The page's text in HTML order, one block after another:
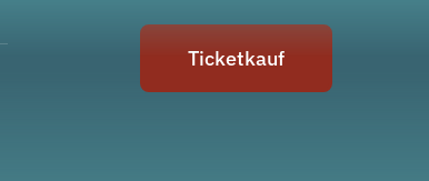
Ticketkauf